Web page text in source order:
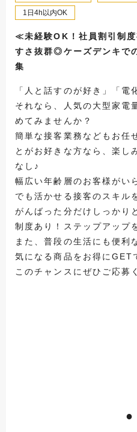
1日4h以内OK
≪未経験OK！社員割引制
すさ抜群◎ケーズデンキで
集
「人と話すのが好き」「電
それなら、人気の大型家電
めてみませんか？
簡単な接客業務などもお任
とがお好きな方なら、楽し
なし♪
幅広い年齢層のお客様がい
でも活かせる接客のスキル
がんばった分だけしっかり
制度あり！ステップアップ
また、普段の生活にも便
気になる商品をお得にGET
このチャンスにぜひご応募